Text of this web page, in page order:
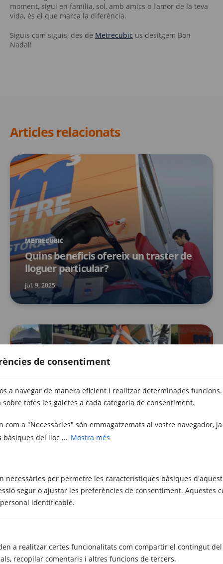
de consentiment
a navegar de manera eficient i realitzar determinades
totes les galetes a cada categoria de consentiment.
com a "Necessàries" són emmagatzemats al vostre navegador,
del lloc ... Mostra més
necessàries per permetre les característiques bàsiques
segur o ajustar les preferències de consentiment. Aquestes
identificable.
a realitzar certes funcionalitats com compartir el contingut
recopilar comentaris i altres funcions de tercers.
moment, sigui en família, sol, amb amics o l’amor de la teva
vida, és el que marca la diferència.
Siguis com siguis, des de Metrecubic us desitgem Bon
Nadal!
Articles relacionats
METRECUBIC
Quins beneficis ofereix un traster de
lloguer particular?
jul. 9, 2025
METRECUBIC
La Triatló de SGRAIL 100